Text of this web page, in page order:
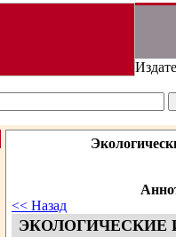
<< Назад
ЭКОЛОГИЧЕСКИЕ